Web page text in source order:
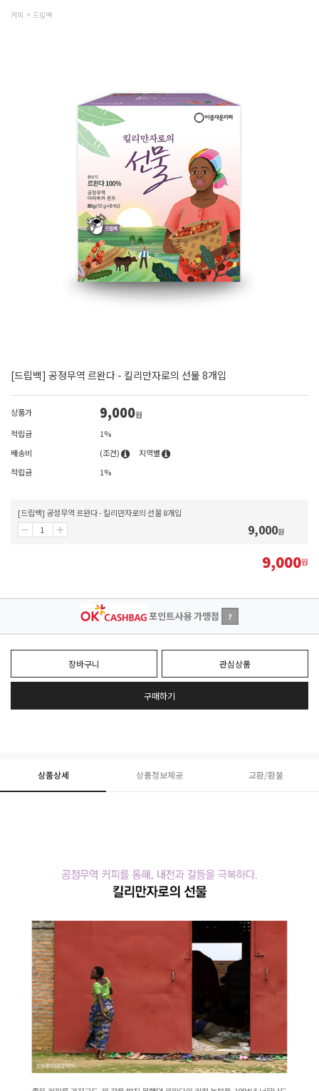
커피 드립백
[드립백] 공정무역 르완다 - 킬리만자로의 선물 8개입
상품가 9,000원
적립금
1%
배송비
(조건)
지역별
적립금
1%
[드립백] 공정무역 르완다 - 킬리만자로의 선물 8개입
9,000원
9,000원
포인트사용 가맹점 ?
장바구니 관심상품
구매하기
상품상세 상품정보제공 교환/환불